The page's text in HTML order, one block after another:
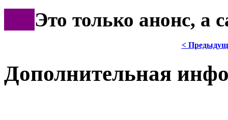
Это только анонс, а
<
Дополнительная